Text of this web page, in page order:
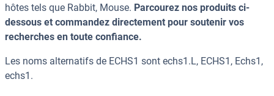
hôtes tels que Rabbit, Mouse. Parcourez nos produits ci-
dessous et commandez directement pour soutenir vos
recherches en toute confiance.
Les noms alternatifs de ECHS1 sont echs1.L, ECHS1, Echs1,
echs1.